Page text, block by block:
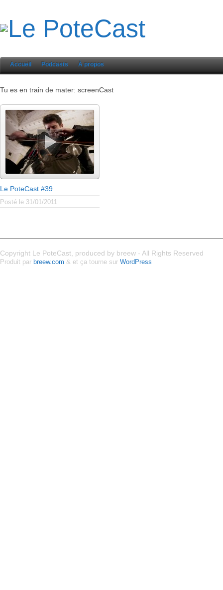
Accueil Podcasts À propos
Tu es en train de mater: screenCast
Le PoteCast #39
Posté le 31/01/2011
Copyright Le PoteCast, produced by breew - All Rights Reserved
Produit par breew.com & et ça tourne sur WordPress